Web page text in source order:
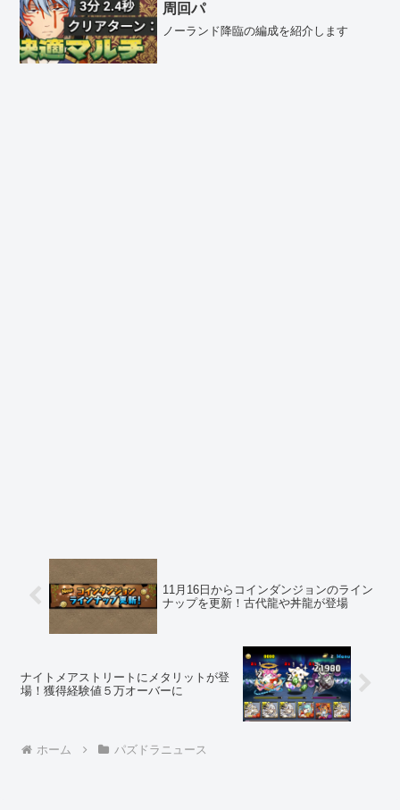
周回パ
ノーランド降臨の編成を紹介します
11月16日からコインダンジョンのライン
ナップを更新！古代龍や丼龍が登場
ナイトメアストリートにメタリットが登
場！獲得経験値５万オーバーに
ホーム パズドラニュース